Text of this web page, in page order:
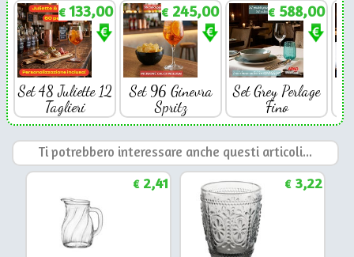
€ 133,00
Set 48 Juliette 12
Taglieri
€ 245,00
Set 96 Ginevra
Spritz
€ 588,00
Set Grey Perlage
Fino
Ti potrebbero interessare anche questi articoli...
€2,41 €3,22